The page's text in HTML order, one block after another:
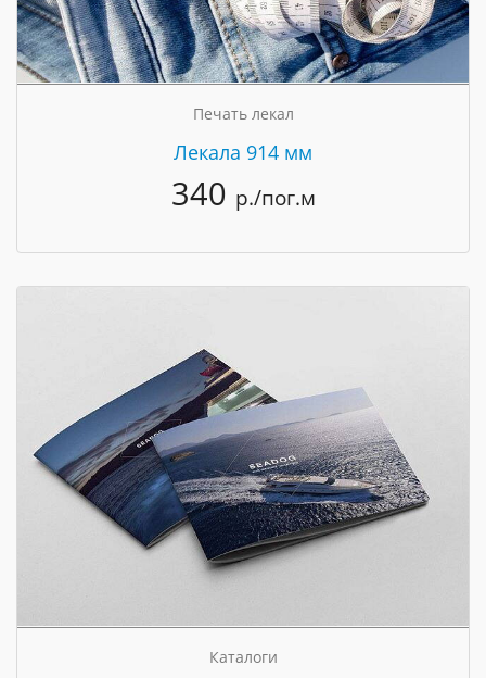
Печать лекал
Лекала 914 мм
340 р./пог.м
Каталоги